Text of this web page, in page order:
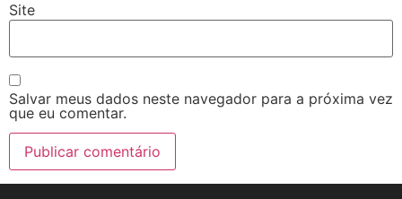
Site
Salvar meus dados neste navegador para a próxima vez
que eu comentar.